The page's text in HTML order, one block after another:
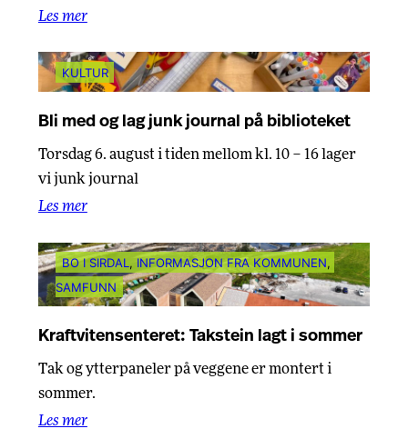
Les mer
KULTUR
Bli med og lag junk journal på biblioteket
Torsdag 6. august i tiden mellom kl. 10 – 16 lager
vi junk journal
Les mer
BO I SIRDAL , INFORMASJON FRA KOMMUNEN
SAMFUNN
Kraftvitensenteret: Takstein lagt i sommer
Tak og ytterpaneler på veggene er montert i
sommer.
Les mer